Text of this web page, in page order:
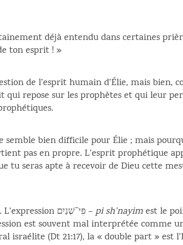
déjà entendu dans certaines
ton esprit ! »
de l’esprit humain d’Élie, mais bien,
qui repose sur les prophètes et qui leur
semble bien difficile pour Élie ; mais
pas en propre. L’esprit prophétique
tu seras apte à recevoir de Dieu cette
Venons-en à la requête d’Élisée. L’expression פִּי־שְׁנַיִם –pi sh’nayimest le
est souvent mal interprétée comme
israélite (Dt 21:17), la « double part »